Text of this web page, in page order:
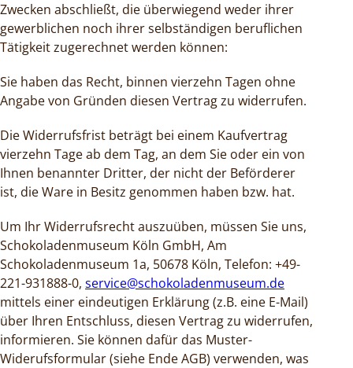
Zwecken abschließt, die überwiegend weder ihrer
gewerblichen noch ihrer selbständigen beruflichen
Tätigkeit zugerechnet werden können:
Sie haben das Recht, binnen vierzehn Tagen ohne
Angabe von Gründen diesen Vertrag zu widerrufen.
Die Widerrufsfrist beträgt bei einem Kaufvertrag
vierzehn Tage ab dem Tag, an dem Sie oder ein von
Ihnen benannter Dritter, der nicht der Beförderer
ist, die Ware in Besitz genommen haben bzw. hat.
Um Ihr Widerrufsrecht auszuüben, müssen Sie uns,
Schokoladenmuseum Köln GmbH, Am
Schokoladenmuseum 1a, 50678 Köln, Telefon: +49-
221-931888-0, service@schokoladenmuseum.de
mittels einer eindeutigen Erklärung (z.B. eine E-Mail)
über Ihren Entschluss, diesen Vertrag zu widerrufen,
informieren. Sie können dafür das Muster-
Widerufsformular (siehe Ende AGB) verwenden, was